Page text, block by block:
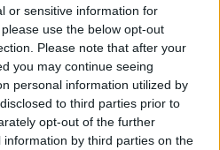
or sensitive information for
use the below opt-out
Please note that after your
you may continue seeing
personal information utilized by
to third parties prior to
opt-out of the further
by third parties on the
του καθήκοντα.
από τα κύρια θέματα των
εκλογών της 5ης
ο Ντόναλντ Τραμπ,
θητεία στον Λευκό